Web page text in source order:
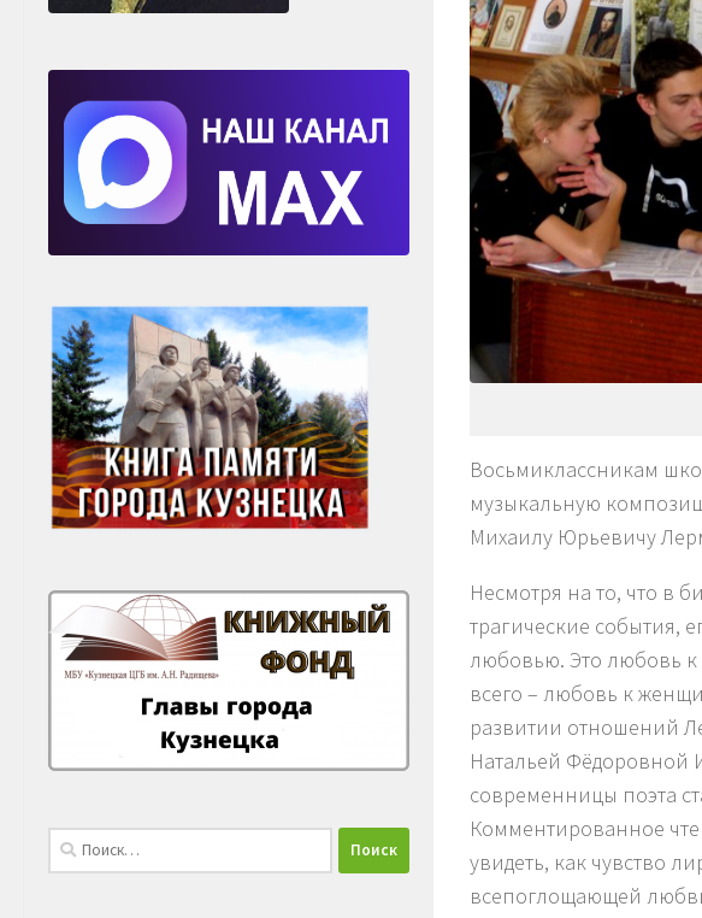
Восьмиклассникам
музыкальную
Михаилу Юрьевичу
Несмотря на то, что в
трагические события,
любовью. Это любовь к
всего – любовь к
развитии отношений
Натальей Фёдоровной
современницы поэта
Комментированное
увидеть, как чувство
всепоглощающей
Найти: